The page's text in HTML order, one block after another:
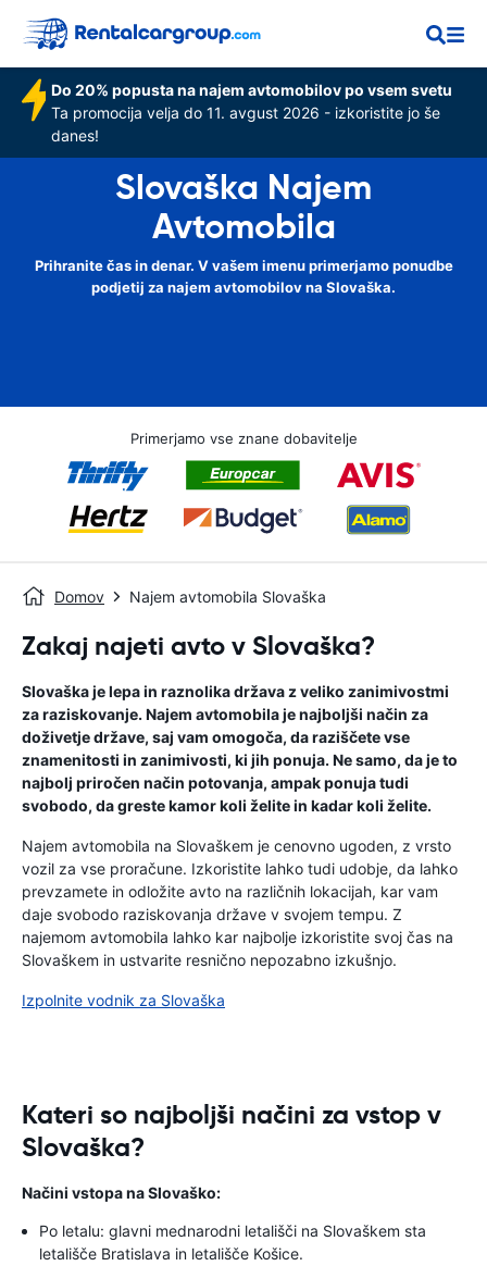
Do 20% popusta na najem avtomobilov po vsem svetu
Ta promocija velja do 11. avgust 2026 - izkoristite jo še
danes!
Slovaška Najem
Avtomobila
Prihranite čas in denar. V vašem imenu primerjamo ponudbe
podjetij za najem avtomobilov na Slovaška.
Primerjamo vse znane dobavitelje
Domov Najem avtomobila Slovaška
Zakaj najeti avto v Slovaška?
Slovaška je lepa in raznolika država z veliko zanimivostmi
za raziskovanje. Najem avtomobila je najboljši način za
doživetje države, saj vam omogoča, da raziščete vse
znamenitosti in zanimivosti, ki jih ponuja. Ne samo, da je to
najbolj priročen način potovanja, ampak ponuja tudi
svobodo, da greste kamor koli želite in kadar koli želite.
Najem avtomobila na Slovaškem je cenovno ugoden, z vrsto
vozil za vse proračune. Izkoristite lahko tudi udobje, da lahko
prevzamete in odložite avto na različnih lokacijah, kar vam
daje svobodo raziskovanja države v svojem tempu. Z
najemom avtomobila lahko kar najbolje izkoristite svoj čas na
Slovaškem in ustvarite resnično nepozabno izkušnjo.
Izpolnite vodnik za Slovaška
Kateri so najboljši načini za vstop v
Slovaška?
Načini vstopa na Slovaško:
Po letalu: glavni mednarodni letališči na Slovaškem sta
letališče Bratislava in letališče Košice.